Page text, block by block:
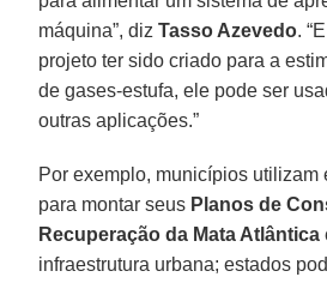
máquina”, dizTasso Azevedo.
projeto ter sido criado para a
de gases-estufa, ele pode ser
outras aplicações.”
Por exemplo, municípios utilizam
para montar seus Planos de
Recuperação da Mata Atlântica
infraestrutura urbana; estados